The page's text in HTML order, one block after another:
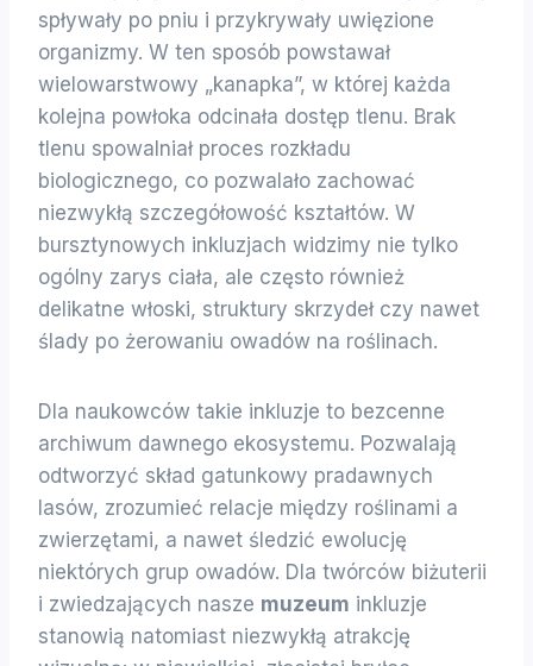
spływały po pniu i przykrywały uwięzione
organizmy. W ten sposób powstawał
wielowarstwowy „kanapka”, w której każda
kolejna powłoka odcinała dostęp tlenu. Brak
tlenu spowalniał proces rozkładu
biologicznego, co pozwalało zachować
niezwykłą szczegółowość kształtów. W
bursztynowych inkluzjach widzimy nie tylko
ogólny zarys ciała, ale często również
delikatne włoski, struktury skrzydeł czy nawet
ślady po żerowaniu owadów na roślinach.
Dla naukowców takie inkluzje to bezcenne
archiwum dawnego ekosystemu. Pozwalają
odtworzyć skład gatunkowy pradawnych
lasów, zrozumieć relacje między roślinami a
zwierzętami, a nawet śledzić ewolucję
niektórych grup owadów. Dla twórców biżuterii
i zwiedzających nasze muzeum inkluzje
stanowią natomiast niezwykłą atrakcję